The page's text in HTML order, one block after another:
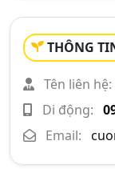
THÔNG
Tên liên hệ:
Di động:
Email: